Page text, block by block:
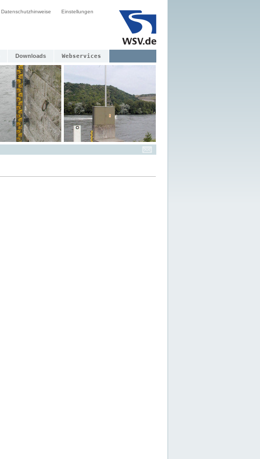
Datenschutzhinweise Einstellungen
Downloads Webservices